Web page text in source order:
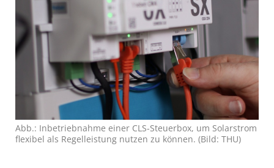
Abb.: Inbetrieb­nahme einer CLS-Steuerbox, um Solar­strom
flexibel als Regel­leistung nutzen zu können. (Bild: THU)